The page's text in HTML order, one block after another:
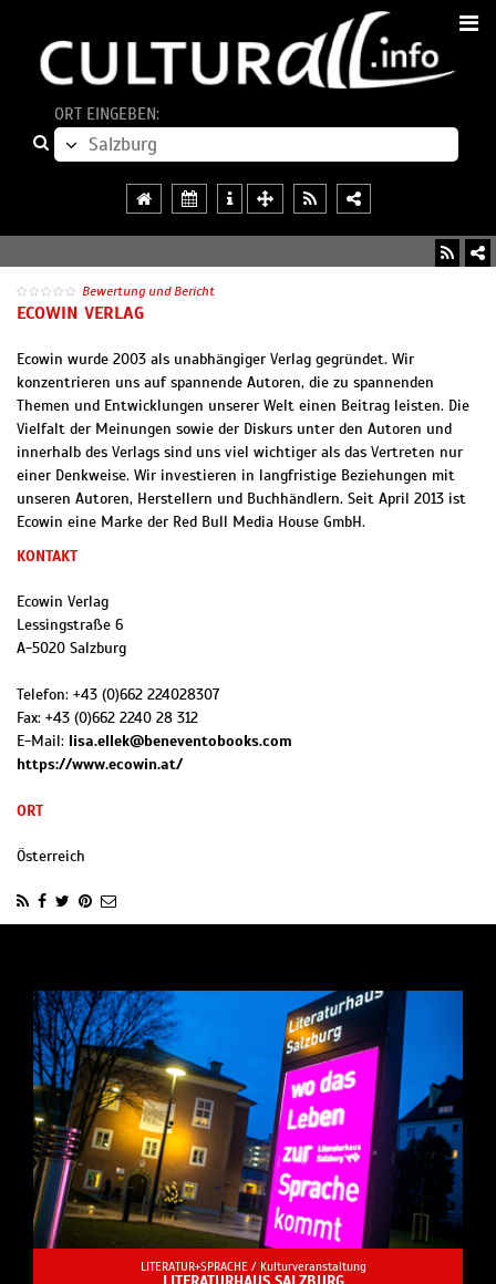
ORT EINGEBEN:
Bewertung und Bericht
ECOWIN VERLAG
Ecowin wurde 2003 als unabhängiger Verlag gegründet. Wir
konzentrieren uns auf spannende Autoren, die zu spannenden
Themen und Entwicklungen unserer Welt einen Beitrag leisten. Die
Vielfalt der Meinungen sowie der Diskurs unter den Autoren und
innerhalb des Verlags sind uns viel wichtiger als das Vertreten nur
einer Denkweise. Wir investieren in langfristige Beziehungen mit
unseren Autoren, Herstellern und Buchhändlern. Seit April 2013 ist
Ecowin eine Marke der Red Bull Media House GmbH.
KONTAKT
Ecowin Verlag
Lessingstraße 6
A-5020 Salzburg
Telefon: +43 (0)662 224028307
Fax: +43 (0)662 2240 28 312
E-Mail: lisa.ellek@beneventobooks.com
https://www.ecowin.at/
ORT
Österreich
LITERATUR+SPRACHE / Kulturveranstaltung